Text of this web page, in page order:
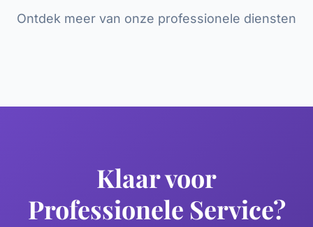
Ontdek meer van onze professionele diensten
Klaar voor
Professionele Service?